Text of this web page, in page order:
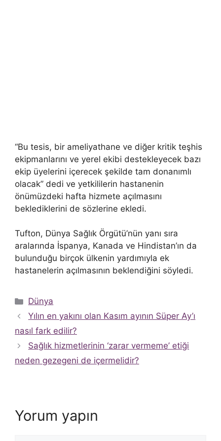
“Bu tesis, bir ameliyathane ve diğer kritik teşhis
ekipmanlarını ve yerel ekibi destekleyecek bazı
ekip üyelerini içerecek şekilde tam donanımlı
olacak” dedi ve yetkililerin hastanenin
önümüzdeki hafta hizmete açılmasını
beklediklerini de sözlerine ekledi.
Tufton, Dünya Sağlık Örgütü’nün yanı sıra
aralarında İspanya, Kanada ve Hindistan’ın da
bulunduğu birçok ülkenin yardımıyla ek
hastanelerin açılmasının beklendiğini söyledi.
Kategoriler
Dünya
Yılın en yakını olan Kasım ayının Süper Ay’ı
nasıl fark edilir?
Sağlık hizmetlerinin ‘zarar vermeme’ etiği
neden gezegeni de içermelidir?
Yorum yapın